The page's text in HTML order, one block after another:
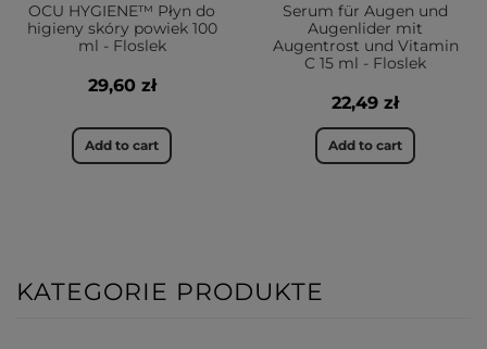
OCU HYGIENE™ Płyn do
higieny skóry powiek 100
ml - Floslek
29,60 zł
Add to cart
Serum für Augen und
Augenlider mit
Augentrost und Vitamin
C 15 ml - Floslek
22,49 zł
Add to cart
KATEGORIE PRODUKTE